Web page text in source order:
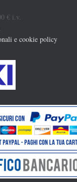
€ i.v.
e cookie policy